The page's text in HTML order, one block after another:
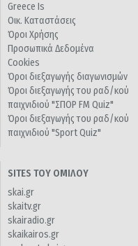
Greece Is
Οικ. Καταστάσεις
Όροι Χρήσης
Προσωπικά Δεδομένα
Cookies
Όροι διεξαγωγής διαγωνισμών
Όροι διεξαγωγής του ραδ/κού
παιχνιδιού "ΣΠΟΡ FM Quiz"
Όροι διεξαγωγής του ραδ/κού
παιχνιδιού "Sport Quiz"
SITES ΤΟΥ ΟΜΙΛΟΥ
skai.gr
skaitv.gr
skairadio.gr
skaikairos.gr